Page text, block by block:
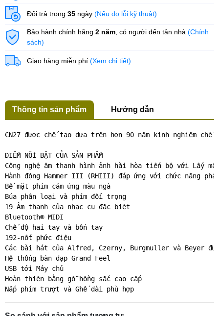
Đổi trả trong 35 ngày (Nếu do lỗi kỹ thuật)
Bảo hành chính hãng 2 năm , có người đến tận nhà (Chính
sách)
Giao hàng miễn phí (Xem chi tiết)
Thông tin sản phẩm Hướng dẫn
CN27 được chế tạo dựa trên hơn 90 năm kinh nghiệm
ĐIỂM NỔI BẬT CỦA SẢN PHẨM
Công nghệ âm thanh hình ảnh hài hòa tiến bộ với Lấy
Hành động Hammer III (RHIII) đáp ứng với chức năng
Bề mặt phím cảm ứng màu ngà
Búa phân loại và phím đối trọng
19 Âm thanh của nhạc cụ đặc biệt
Bluetooth® MIDI
Chế độ hai tay và bốn tay
192-nốt phức điệu
Các bài hát của Alfred, Czerny, Burgmuller và Beyer
Hệ thống bàn đạp Grand Feel
USB tới Máy chủ
Hoàn thiện bằng gỗ hồng sắc cao cấp
Nắp phím trượt và Ghế dài phù hợp